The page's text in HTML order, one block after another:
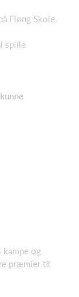
Fløng Skole.
spille
kampe og
præmier til